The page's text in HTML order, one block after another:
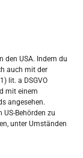
den USA. Indem du
auch mit der
lit. a DSGVO
mit einem
angesehen.
US-Behörden zu
unter Umständen
S
4
11 12